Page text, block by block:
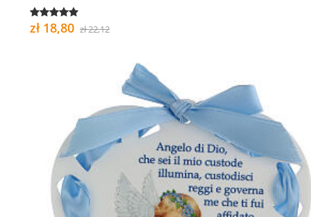
zł 18,80 zł 22,12